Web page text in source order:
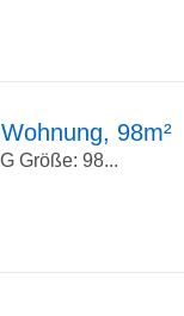
98m²
Größe: 98...